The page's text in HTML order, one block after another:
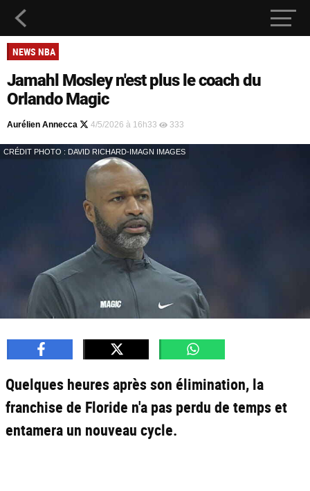
NEWS NBA
Jamahl Mosley n'est plus le coach du
Orlando Magic
Aurélien Annecca 4/5/2026 à 16h33 333
CRÉDIT PHOTO : DAVID RICHARD-IMAGN IMAGES
Quelques heures après son élimination, la
franchise de Floride n'a pas perdu de temps et
entamera un nouveau cycle.